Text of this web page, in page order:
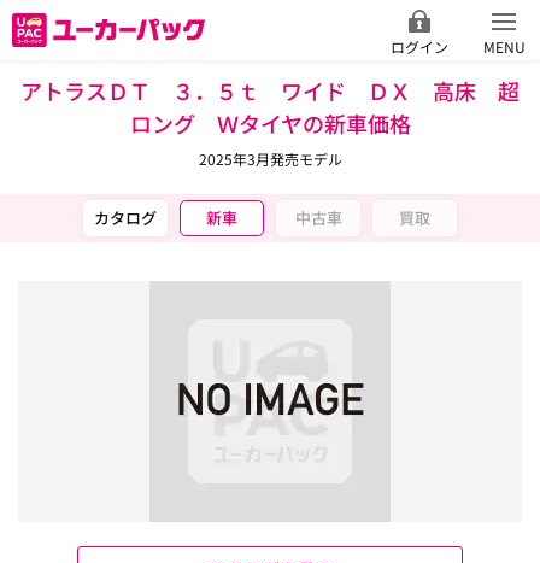
ログイン MENU
アトラスＤＴ ３．５ｔ ワイド ＤＸ 高床 超
ロング Ｗタイヤの新車価格
2025年3月発売モデル
カタログ 新車 中古車 買取